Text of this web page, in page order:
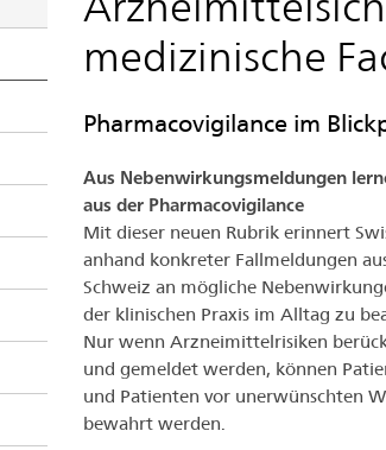
medizinische
Pharmacovigilance im
Aus Nebenwirkungsmeldungen
aus der Pharmacovigilance
Mit dieser neuen Rubrik erinnert
anhand konkreter Fallmeldungen
Schweiz an mögliche
der klinischen Praxis im Alltag zu
Nur wenn Arzneimittelrisiken
und gemeldet werden, können
und Patienten vor unerwünschten
bewahrt werden.